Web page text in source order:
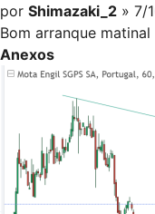
por Shimazaki_2 » 7/
Bom arranque
Anexos